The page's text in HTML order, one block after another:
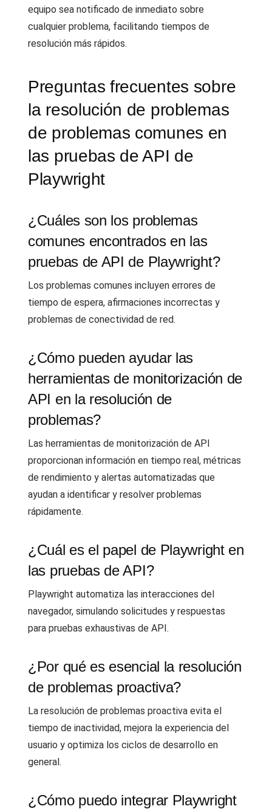
equipo sea notificado de inmediato sobre
cualquier problema, facilitando tiempos de
resolución más rápidos.
Preguntas frecuentes sobre
la resolución de problemas
de problemas comunes en
las pruebas de API de
Playwright
¿Cuáles son los problemas
comunes encontrados en las
pruebas de API de Playwright?
Los problemas comunes incluyen errores de
tiempo de espera, afirmaciones incorrectas y
problemas de conectividad de red.
¿Cómo pueden ayudar las
herramientas de monitorización de
API en la resolución de
problemas?
Las herramientas de monitorización de API
proporcionan información en tiempo real, métricas
de rendimiento y alertas automatizadas que
ayudan a identificar y resolver problemas
rápidamente.
¿Cuál es el papel de Playwright en
las pruebas de API?
Playwright automatiza las interacciones del
navegador, simulando solicitudes y respuestas
para pruebas exhaustivas de API.
¿Por qué es esencial la resolución
de problemas proactiva?
La resolución de problemas proactiva evita el
tiempo de inactividad, mejora la experiencia del
usuario y optimiza los ciclos de desarrollo en
general.
¿Cómo puedo integrar Playwright